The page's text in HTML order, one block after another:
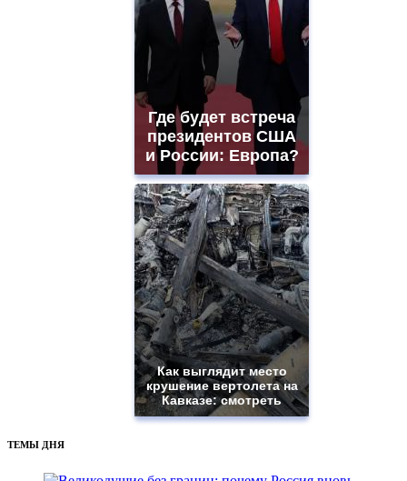
Где будет встреча
президентов США
и России: Европа?
Как выглядит место
крушение вертолета на
Кавказе: смотреть
ТЕМЫ ДНЯ